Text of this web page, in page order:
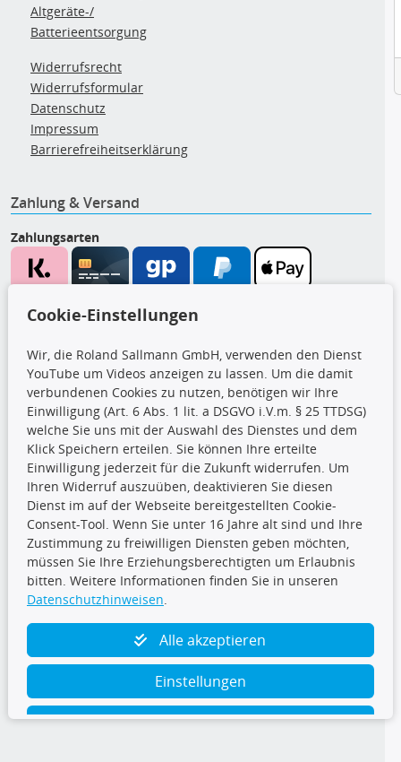
Altgeräte-/
Batterieentsorgung
Widerrufsrecht
Widerrufsformular
Datenschutz
Impressum
Barrierefreiheitserklärung
Zahlung & Versand
Zahlungsarten
CARAT Gruppe
Folge uns
TecDoc Inside
Cookie-Einstellungen
Wir, die Roland Sallmann GmbH, verwenden den Dienst
YouTube um Videos anzeigen zu lassen. Um die damit
verbundenen Cookies zu nutzen, benötigen wir Ihre
Einwilligung (Art. 6 Abs. 1 lit. a DSGVO i.V.m. § 25 TTDSG)
welche Sie uns mit der Auswahl des Dienstes und dem
Klick Speichern erteilen. Sie können Ihre erteilte
Einwilligung jederzeit für die Zukunft widerrufen. Um
Ihren Widerruf auszuüben, deaktivieren Sie diesen
Dienst im auf der Webseite bereitgestellten Cookie-
Consent-Tool. Wenn Sie unter 16 Jahre alt sind und Ihre
Zustimmung zu freiwilligen Diensten geben möchten,
müssen Sie Ihre Erziehungsberechtigten um Erlaubnis
bitten. Weitere Informationen finden Sie in unseren
Datenschutzhinweisen.
Alle akzeptieren
Einstellungen
Ablehnen